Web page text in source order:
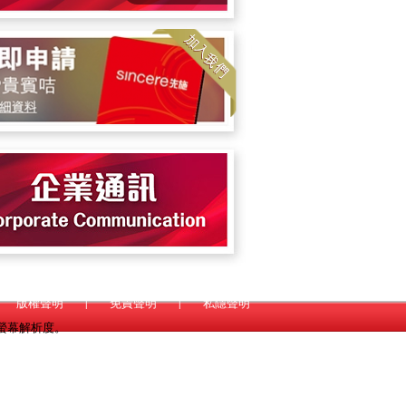
私隱聲明
|
免責聲明
|
版權聲明
幕解析度。